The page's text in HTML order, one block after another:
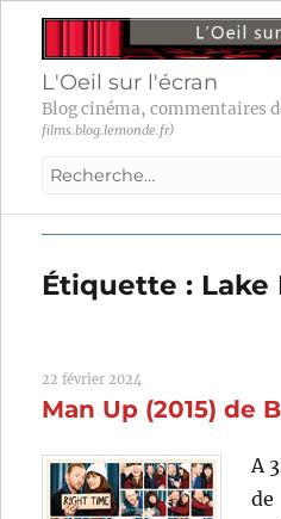
L'Oeil sur l'écran
Blog cinéma, commentaires
films.blog.lemonde.fr)
Recherche
:
Étiquette : Lake
22 février 2024
Man Up (2015) de
A